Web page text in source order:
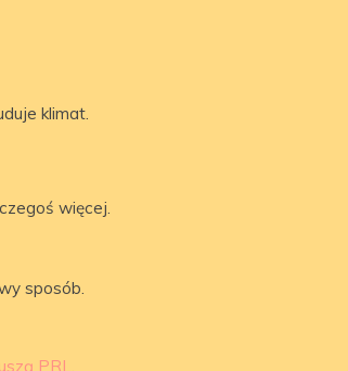
klimat.
więcej.
sposób.
PRL